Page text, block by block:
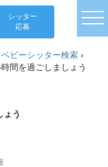
シッター
応募
ベビーシッター検索 ›
間を過ごしましょう
ょう